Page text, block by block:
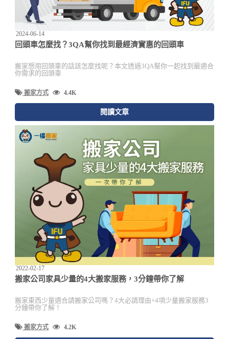
2024-06-14
回頭車怎麼找？3QA幫你找到最經濟實惠的回頭車
搬家想用回頭車的話該怎麼找呢？本文透過3QA幫你一起找到最適合
你需求的回頭車
搬家方式 4.4K
閱讀文章
2022-02-17
搬家公司家具少量的4大搬家服務，3分鐘帶你了解
搬家東西少量適合請搬家公司嗎？4大必請理由+4項少量搬家服務3
分鐘帶你了解！
搬家方式 4.2K